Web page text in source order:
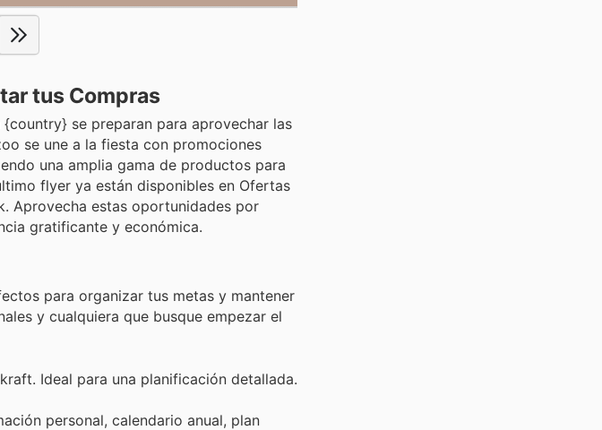
tus Compras
se preparan para aprovechar las
se une a la fiesta con promociones
una amplia gama de productos para
flyer ya están disponibles en Ofertas
Aprovecha estas oportunidades por
gratificante y económica.
para organizar tus metas y mantener
y cualquiera que busque empezar el
Ideal para una planificación detallada.
personal, calendario anual, plan